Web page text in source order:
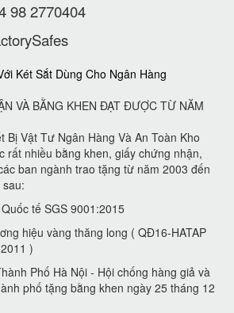
98 2770404
VÀ BẰNG KHEN ĐẠT ĐƯỢC TỪ NĂM
Bị Vật Tư Ngân Hàng Và An Toàn Kho
rất nhiều bằng khen, giấy chứng nhận,
ban ngành trao tặng từ năm 2003 đến
tế SGS 9001:2015
hiệu vàng thăng long ( QĐ16-HATAP
)
Phố Hà Nội - Hội chống hàng giả và
phố tặng bằng khen ngày 25 tháng 12